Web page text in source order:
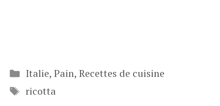
Catégories
Italie, Pain, Recettes de cuisine
Étiquettes
ricotta